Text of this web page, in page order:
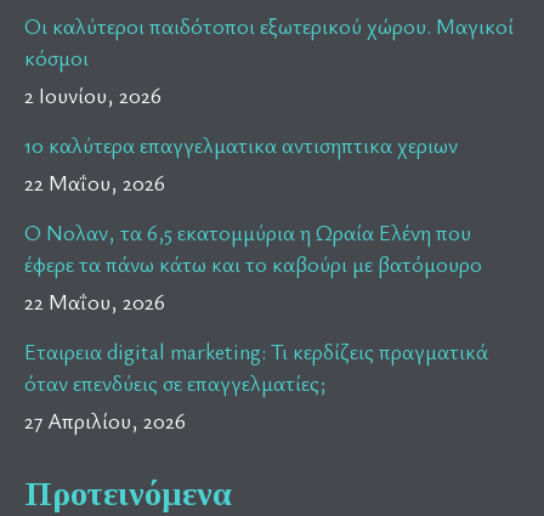
Οι καλύτεροι παιδότοποι εξωτερικού χώρου. Μαγικοί
κόσμοι
2 Ιουνίου, 2026
10 καλύτερα επαγγελματικα αντισηπτικα χεριων
22 Μαΐου, 2026
Ο Νολαν, τα 6,5 εκατομμύρια η Ωραία Ελένη που
έφερε τα πάνω κάτω και το καβούρι με βατόμουρο
22 Μαΐου, 2026
Εταιρεια digital marketing: Τι κερδίζεις πραγματικά
όταν επενδύεις σε επαγγελματίες;
27 Απριλίου, 2026
Προτεινόμενα